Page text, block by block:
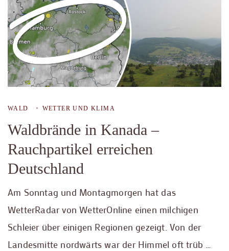
WALD WETTER UND KLIMA
Waldbrände in Kanada –
Rauchpartikel erreichen
Deutschland
Am Sonntag und Montagmorgen hat das
WetterRadar von WetterOnline einen milchigen
Schleier über einigen Regionen gezeigt. Von der
Landesmitte nordwärts war der Himmel oft trüb …